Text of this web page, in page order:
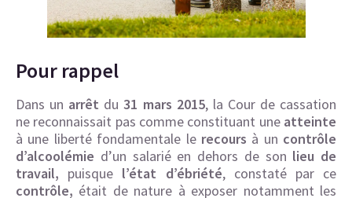
Pour rappel
Dans un arrêt du31 mars 2015, la Cour de cassation
ne reconnaissait pas comme constituant une atteinte
à une liberté fondamentale le recours à un contrôle
d’alcoolémie d’un salarié en dehors de son lieu de
travail, puisque l’état d’ébriété, constaté par ce
contrôle, était de nature à exposer notamment les